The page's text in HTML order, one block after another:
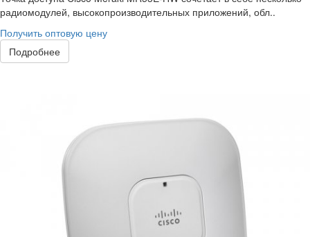
радиомодулей, высокопроизводительных приложений, обл..
Получить оптовую цену
Подробнее